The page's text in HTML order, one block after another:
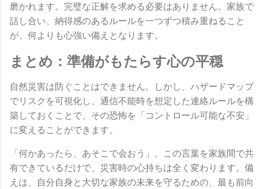
磨かれます。完璧な正解を求める必要はありません。家族で
話し合い、納得感のあるルールを一つずつ積み重ねること
が、何よりも心強い備えとなります。
まとめ：準備がもたらす心の平穏
自然災害は防ぐことはできません。しかし、ハザードマップ
でリスクを可視化し、通信不能時を想定した連絡ルールを構
築しておくことで、その恐怖を「コントロール可能な不安」
に変えることができます。
「何かあったら、あそこで会おう」。この言葉を家族間で共
有できているだけで、災害時の心持ちは全く変わります。備
えは、自分自身と大切な家族の未来を守るための、最も前向